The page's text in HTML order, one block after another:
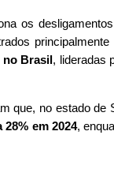
os
principalmente
no Brasil, lideradas
que, no estado de
28% em 2024,